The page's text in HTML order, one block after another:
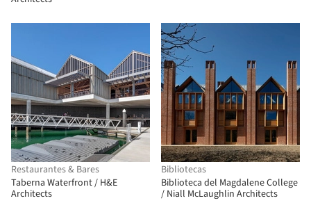
Restaurantes & Bares
Taberna Waterfront / H&E
Architects
Bibliotecas
Biblioteca del Magdalene College
/ Niall McLaughlin Architects